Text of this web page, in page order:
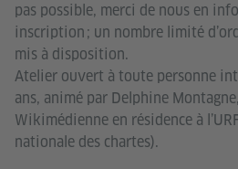
pas possible, merci de nous en
inscription ; un nombre limité
mis à disposition.
Atelier ouvert à toute personne
ans, animé par Delphine Montagne,
Wikimédienne en résidence à
nationale des chartes).